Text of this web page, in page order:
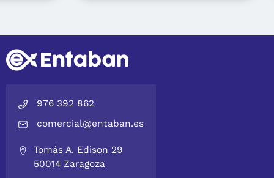
976 392 862
comercial@entaban.es
Tomás A. Edison 29
50014 Zaragoza